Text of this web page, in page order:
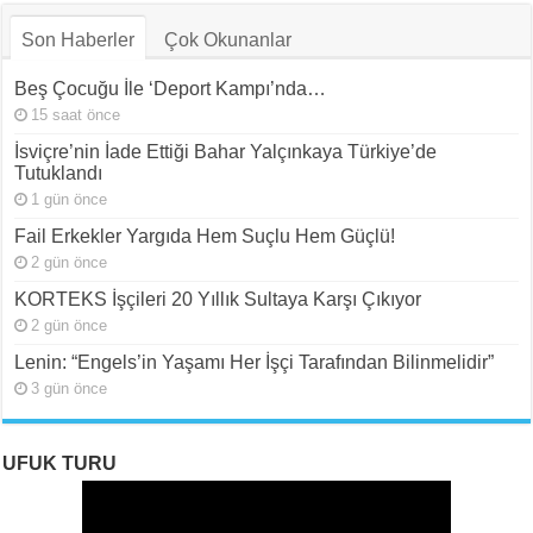
Son Haberler Çok Okunanlar
Beş Çocuğu İle ‘Deport Kampı’nda…
15 saat önce
İsviçre’nin İade Ettiği Bahar Yalçınkaya Türkiye’de
Tutuklandı
1 gün önce
Fail Erkekler Yargıda Hem Suçlu Hem Güçlü!
2 gün önce
KORTEKS İşçileri 20 Yıllık Sultaya Karşı Çıkıyor
2 gün önce
Lenin: “Engels’in Yaşamı Her İşçi Tarafından Bilinmelidir”
3 gün önce
UFUK TURU